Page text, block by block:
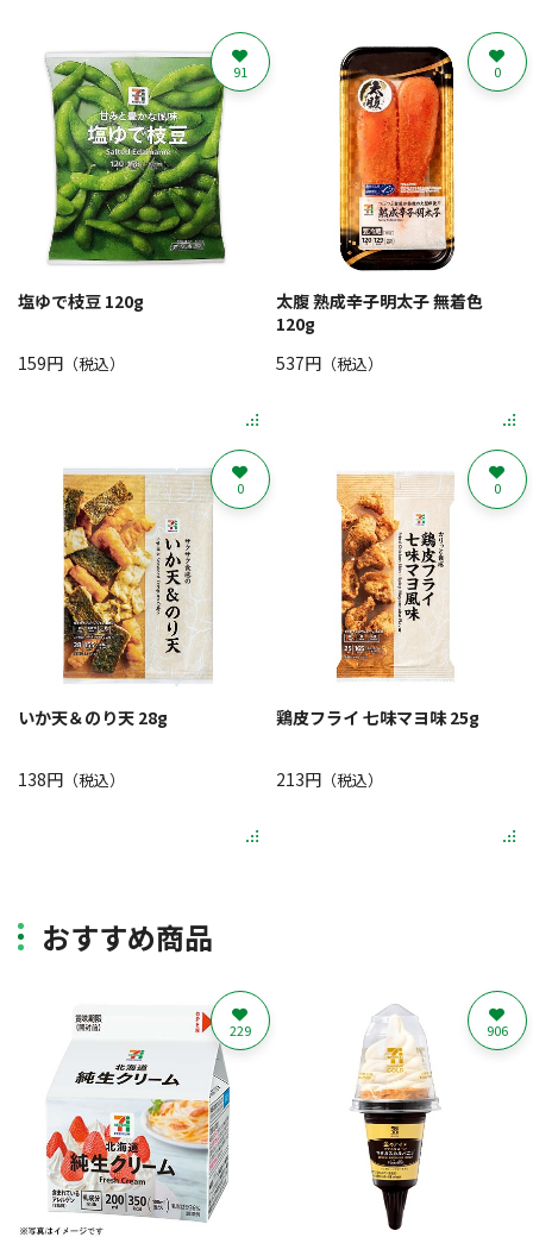
塩ゆで枝豆 120g
159円 （税込）
91
太腹 熟成辛子明太子 無着色
120g
537円（税込）
0
いか天＆のり天 28g
138円 （税込）
0
鶏皮フライ 七味マヨ味 25g
213円（税込）
0
おすすめ商品
229 906